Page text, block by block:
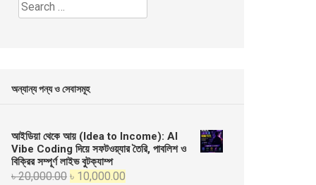
Search
for:
অন্যান্য পন্য ও সেবাসমূহ
আইডিয়া থেকে আয় (Idea to Income): AI
Vibe Coding দিয়ে সফটওয়্যার তৈরি, পাবলিশ ও
বিক্রির সম্পূর্ণ লাইভ বুটক্যাম্প
৳20,000.00 Original
৳ 10,000.00